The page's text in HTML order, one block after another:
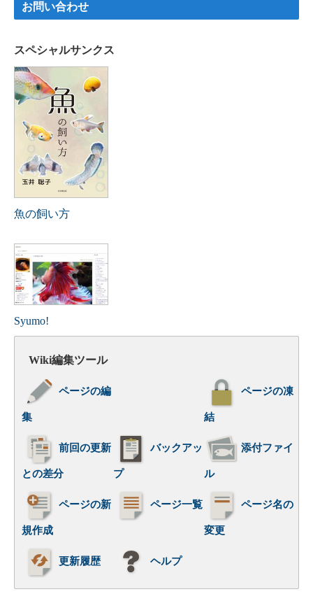
お問い合わせ
スペシャルサンクス
魚の飼い方
Syumo!
Wiki編集ツール
ページの編
集
ページの凍
結
前回の更新
との差分
バックアッ
プ
添付ファイ
ル
ページの新
規作成
ページ一覧 ページ名の
変更
更新履歴 ヘルプ